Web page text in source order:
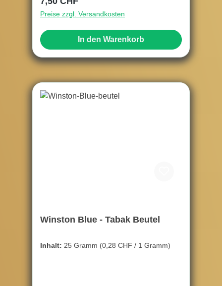
Preise zzgl. Versandkosten
In den Warenkorb
Winston Blue - Tabak Beutel
Inhalt: 25 Gramm (0,28 CHF / 1 Gramm)